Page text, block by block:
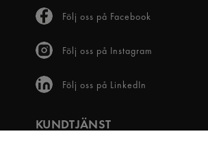
Följ oss på Facebook
Följ oss på Instagram
Följ oss på LinkedIn
KUNDTJÄNST